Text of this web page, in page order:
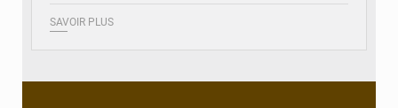
SAVOIR PLUS